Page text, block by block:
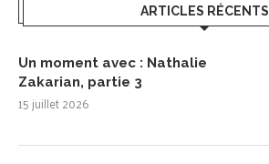
ARTICLES RÉCENTS
Un moment avec : Nathalie
Zakarian, partie 3
15 juillet 2026